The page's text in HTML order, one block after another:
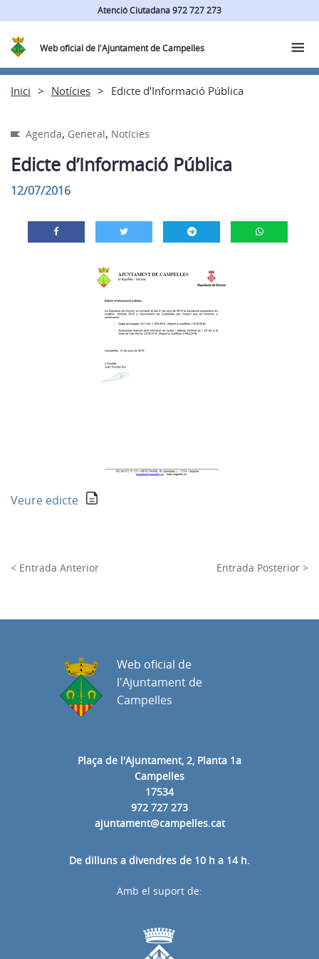
Atenció Ciutadana 972 727 273
Web oficial de l'Ajuntament de Campelles
Inici Notícies Edicte d’Informació Pública
Agenda, General, Notícies
Edicte d’Informació Pública
12/07/2016
Veure edicte
< Entrada Anterior Entrada Posterior >
Plaça de l'Ajuntament, 2, Planta 1a
Campelles
17534
972 727 273
ajuntament@campelles.cat
De dilluns a divendres de 10 h a 14 h.
Web oficial de
l'Ajuntament de
Campelles
Amb el suport de: